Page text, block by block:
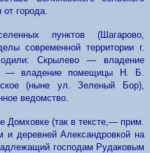
от города.
пунктов (Шагарово,
современной территории г.
Скрылево — владение
— владение помещицы Н. Б.
(ныне ул. Зеленый Бор),
ведомство.
Домховке (так в тексте,— прим.
деревней Александровкой на
господам Рудаковым